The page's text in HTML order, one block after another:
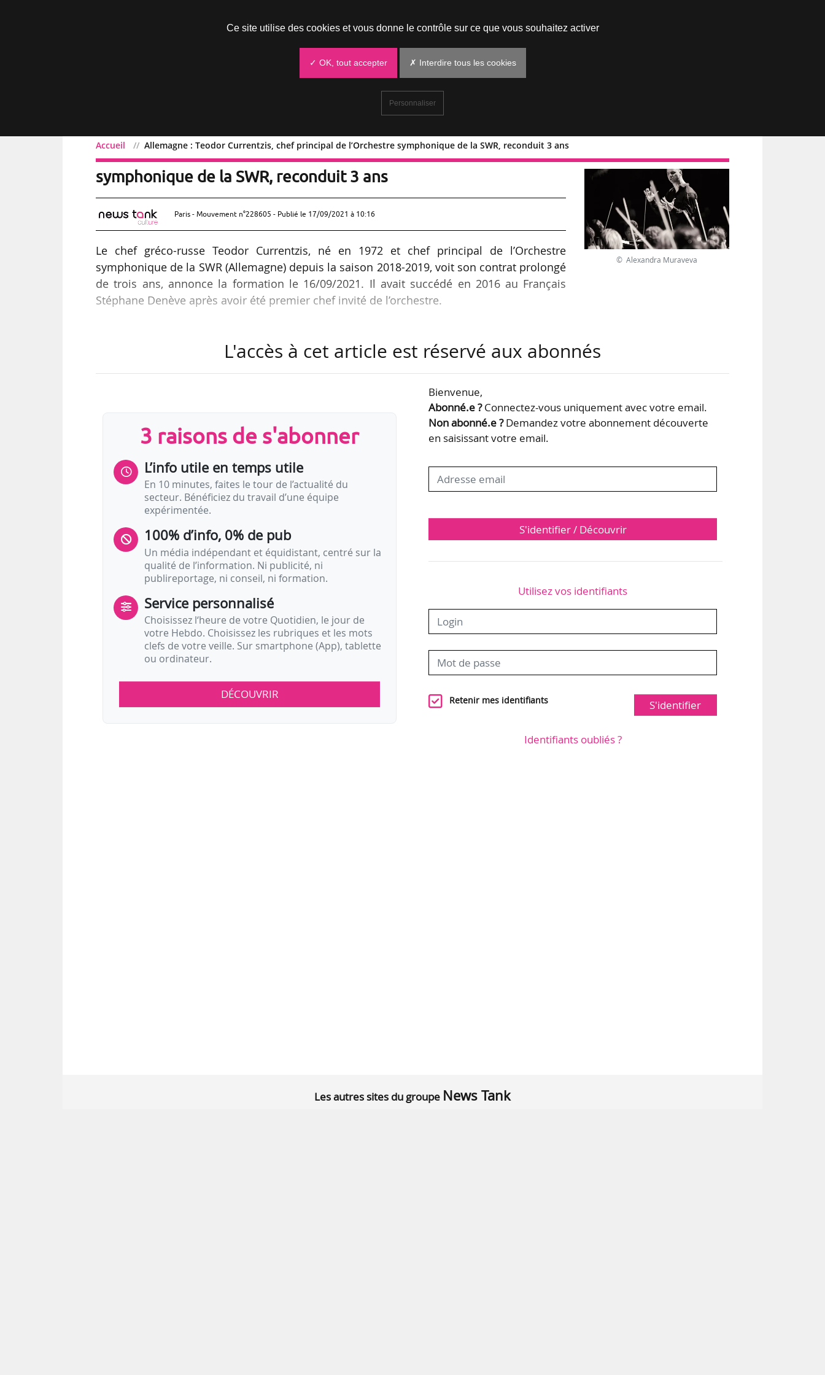
Accueil Allemagne : Teodor Currentzis, chef principal de l’Orchestre symphonique de la SWR, reconduit 3 ans
Allemagne : Teodor Currentzis, chef principal de l’Orchestre
symphonique de la SWR, reconduit 3 ans
Paris - Mouvement n°228605 - Publié le 17/09/2021 à 10:16
Le chef gréco-russe Teodor Currentzis, né en 1972 et chef principal de l’Orchestre
symphonique de la SWR (Allemagne) depuis la saison 2018-2019, voit son contrat prolongé
de trois ans, annonce la formation le 16/09/2021. Il avait succédé en 2016 au Français
Stéphane Denève après avoir été premier chef invité de l’orchestre.
contribué à former en 2004. Il a été de 2011 à 2019 directeur artistique de l’Opéra et du
L’Orchestre symphonique de la SWR est né de la fusion en 2016 entre…
© Alexandra Muraveva
L'accès à cet article est réservé aux abonnés
3 raisons de s'abonner
L’info utile en temps utile
En 10 minutes, faites le tour de l’actualité du
secteur. Bénéficiez du travail d’une équipe
expérimentée.
100% d’info, 0% de pub
Un média indépendant et équidistant, centré sur la
qualité de l’information. Ni publicité, ni
publireportage, ni conseil, ni formation.
Service personnalisé
Choisissez l‘heure de votre Quotidien, le jour de
votre Hebdo. Choisissez les rubriques et les mots
clefs de votre veille. Sur smartphone (App), tablette
ou ordinateur.
DÉCOUVRIR
Bienvenue,
Abonné.e ?Connectez-vous uniquement avec votre email.
Non abonné.e ?Demandez votre abonnement découverte
en saisissant votre email.
S'identifier / Découvrir
Utilisez vos identifiants
Retenir mes identifiants S'identifier
Identifiants oubliés ?
Les autres sites du groupe News Tank
Ce site utilise des cookies et vous donne le contrôle sur ce que vous souhaitez activer
✓ OK, tout accepter ✗ Interdire tous les cookies
Personnaliser